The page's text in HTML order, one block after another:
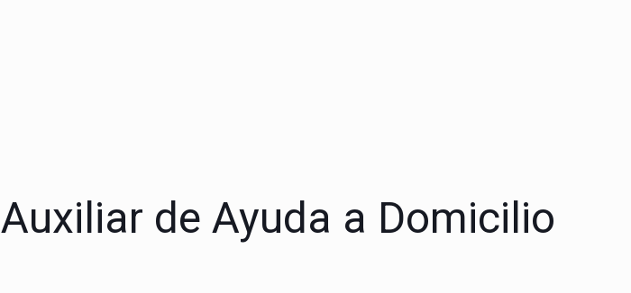
Auxiliar de Ayuda a Domicilio